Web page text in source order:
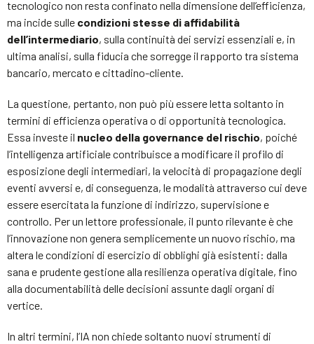
tecnologico non resta confinato nella dimensione dell’efficienza,
ma incide sulle condizioni stesse di affidabilità
dell’intermediario, sulla continuità dei servizi essenziali e, in
ultima analisi, sulla fiducia che sorregge il rapporto tra sistema
bancario, mercato e cittadino-cliente.
La questione, pertanto, non può più essere letta soltanto in
termini di efficienza operativa o di opportunità tecnologica.
Essa investe il nucleo della governance del rischio, poiché
l’intelligenza artificiale contribuisce a modificare il profilo di
esposizione degli intermediari, la velocità di propagazione degli
eventi avversi e, di conseguenza, le modalità attraverso cui deve
essere esercitata la funzione di indirizzo, supervisione e
controllo. Per un lettore professionale, il punto rilevante è che
l’innovazione non genera semplicemente un nuovo rischio, ma
altera le condizioni di esercizio di obblighi già esistenti: dalla
sana e prudente gestione alla resilienza operativa digitale, fino
alla documentabilità delle decisioni assunte dagli organi di
vertice.
In altri termini, l’IA non chiede soltanto nuovi strumenti di